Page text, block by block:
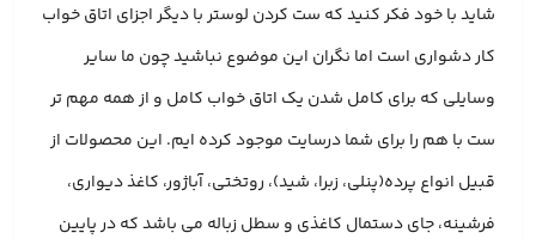
شاید با خود فکر کنید که ست کردن لوستر با دیگر اجزای اتاق خواب
کار دشواری است اما نگران این موضوع نباشید چون ما سایر
وسایلی که برای کامل شدن یک اتاق خواب کامل و از همه مهم تر
ست با هم را برای شما درسایت موجود کرده ایم. این محصولات از
قبیل انواع پرده(پنلی، زبرا، شید)، روتختی، آباژور، کاغذ دیواری،
فرشینه، جای دستمال کاغذی و سطل زباله می باشد که در پایین